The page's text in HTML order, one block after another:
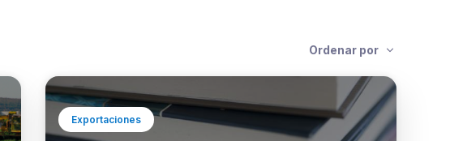
Ordenar por
Exportaciones